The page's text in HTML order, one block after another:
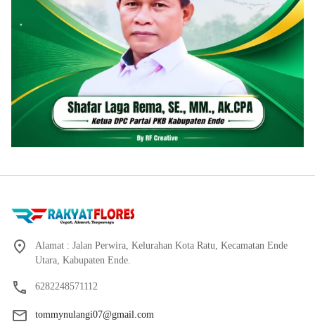
Alamat : Jalan Perwira, Kelurahan Kota Ratu, Kecamatan Ende
Utara, Kabupaten Ende.
6282248571112
tommynulangi07@gmail.com